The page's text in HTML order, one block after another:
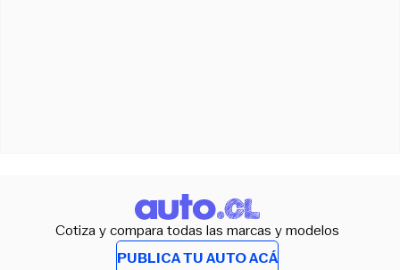
Cotiza y compara todas las marcas y modelos
PUBLICA TU AUTO ACÁ